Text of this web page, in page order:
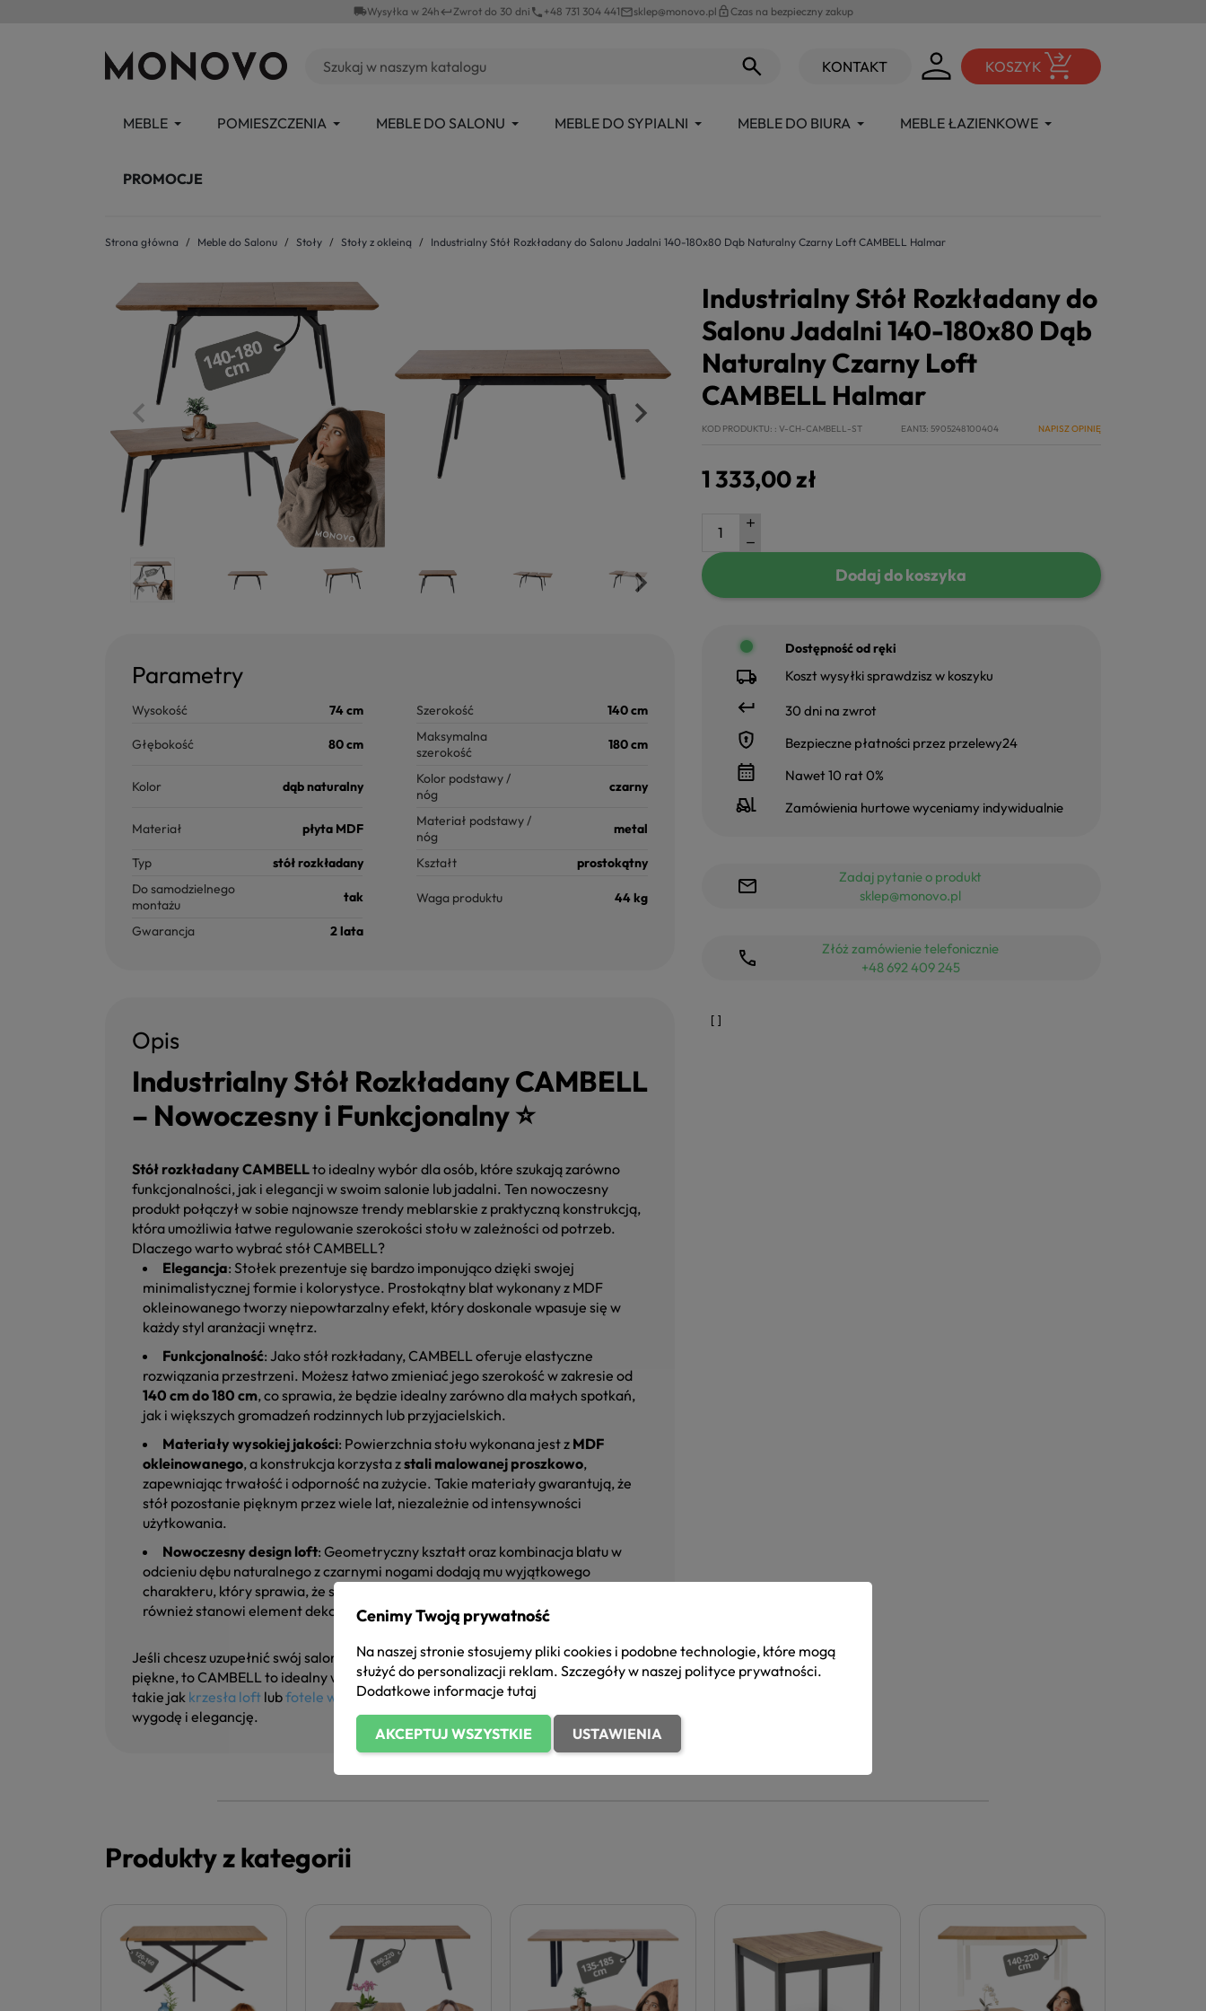
local_shippingWysyłka w 24hkeyboard_returnZwrot do 30 dni phone +48 731 304 441mail_outlinesklep@monovo.pl lock_outlineCzas na bezpieczny zakup
KONTAKT KOSZYK
MEBLE POMIESZCZENIA MEBLE DO SALONU MEBLE DO SYPIALNI MEBLE DO BIURA MEBLE ŁAZIENKOWE
PROMOCJE
Strona główna Meble do Salonu Stoły Stoły z okleiną Industrialny Stół Rozkładany do Salonu Jadalni 140-180x80 Dąb Naturalny Czarny Loft CAMBELL Halmar
Parametry
Wysokość 74 cm Szerokość 140 cm
Głębokość 80 cm
Maksymalna
szerokość
180 cm
Kolor dąb naturalny
Kolor podstawy /
nóg
czarny
Materiał płyta MDF
Materiał podstawy /
nóg
metal
Typ stół rozkładany Kształt
prostokątny
Do samodzielnego
montażu
tak Waga produktu 44 kg
Gwarancja 2 lata
Opis
Industrialny Stół Rozkładany CAMBELL
– Nowoczesny i Funkcjonalny ⭐
Stół rozkładany CAMBELLto idealny wybór dla osób, które szukają zarówno
funkcjonalności, jak i elegancji w swoim salonie lub jadalni. Ten nowoczesny
produkt połączył w sobie najnowsze trendy meblarskie z praktyczną konstrukcją,
która umożliwia łatwe regulowanie szerokości stołu w zależności od potrzeb.
Dlaczego warto wybrać stół CAMBELL?
Elegancja: Stołek prezentuje się bardzo imponująco dzięki swojej
minimalistycznej formie i kolorystyce. Prostokątny blat wykonany z MDF
okleinowanego tworzy niepowtarzalny efekt, który doskonale wpasuje się w
każdy styl aranżacji wnętrz.
Funkcjonalność: Jako stół rozkładany, CAMBELL oferuje elastyczne
rozwiązania przestrzeni. Możesz łatwo zmieniać jego szerokość w zakresie od
140 cm do 180 cm, co sprawia, że będzie idealny zarówno dla małych spotkań,
jak i większych gromadzeń rodzinnych lub przyjacielskich.
Materiały wysokiej jakości: Powierzchnia stołu wykonana jest z MDF
okleinowanego, a konstrukcja korzysta zstali malowanej proszkowo,
zapewniając trwałość i odporność na zużycie. Takie materiały gwarantują, że
stół pozostanie pięknym przez wiele lat, niezależnie od intensywności
użytkowania.
Nowoczesny design loft: Geometryczny kształt oraz kombinacja blatu w
odcieniu dębu naturalnego z czarnymi nogami dodają mu wyjątkowego
charakteru, który sprawia, że stół CAMBELL nie tylko spełnia swoje funkcje, ale
również stanowi element dekoracyjny w Twoim domu.
Jeśli chcesz uzupełnić swój salon o meble, które będą równie funkcjonalne, jak i
piękne, to CAMBELL to idealny wybór. Dodaj do niego kompletne wyposażenie,
takie jak krzesła loft lubfotele wypoczynkowe, aby stworzyć niesamowitą
wygodę i elegancję.
Industrialny Stół Rozkładany do
Salonu Jadalni 140-180x80 Dąb
Naturalny Czarny Loft
CAMBELL Halmar
KOD PRODUKTU: V-CH-CAMBELL-ST EAN13 5905248100404 NAPISZ OPINIĘ
1 333,00 zł
Dodaj do koszyka
Dostępność od ręki
Koszt wysyłki sprawdzisz w koszyku
30 dni na zwrot
Bezpieczne płatności przez przelewy24
Nawet 10 rat 0%
Zamówienia hurtowe wyceniamy indywidualnie
Zadaj pytanie o produkt
sklep@monovo.pl
Złóż zamówienie telefonicznie
+48 692 409 245
Produkty z kategorii
Cenimy Twoją prywatność
Na naszej stronie stosujemy pliki cookies i podobne technologie, które mogą
służyć do personalizacji reklam. Szczegóły w naszej polityce prywatności.
Dodatkowe informacje tutaj
AKCEPTUJ WSZYSTKIE USTAWIENIA